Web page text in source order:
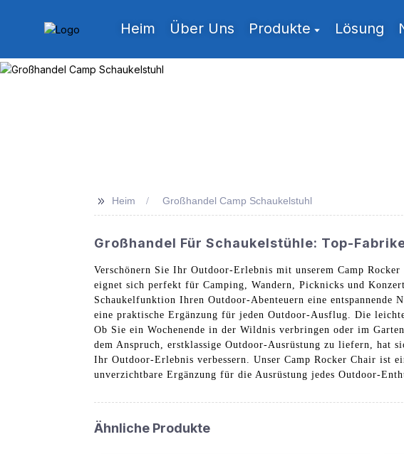
Heim Über Uns Produkte Lösung
>> Heim Großhandel Camp Schaukelstuhl
Großhandel Für Schaukelstühle: Top-
Verschönern Sie Ihr Outdoor-Erlebnis mit unserem Camp
eignet sich perfekt für Camping, Wandern, Picknicks und
Schaukelfunktion Ihren Outdoor-Abenteuern eine
eine praktische Ergänzung für jeden Outdoor-Ausflug. Die
Ob Sie ein Wochenende in der Wildnis verbringen oder im
dem Anspruch, erstklassige Outdoor-Ausrüstung zu liefern, hat
Ihr Outdoor-Erlebnis verbessern. Unser Camp Rocker Chair ist
unverzichtbare Ergänzung für die Ausrüstung jedes Outdoor-
Ähnliche Produkte